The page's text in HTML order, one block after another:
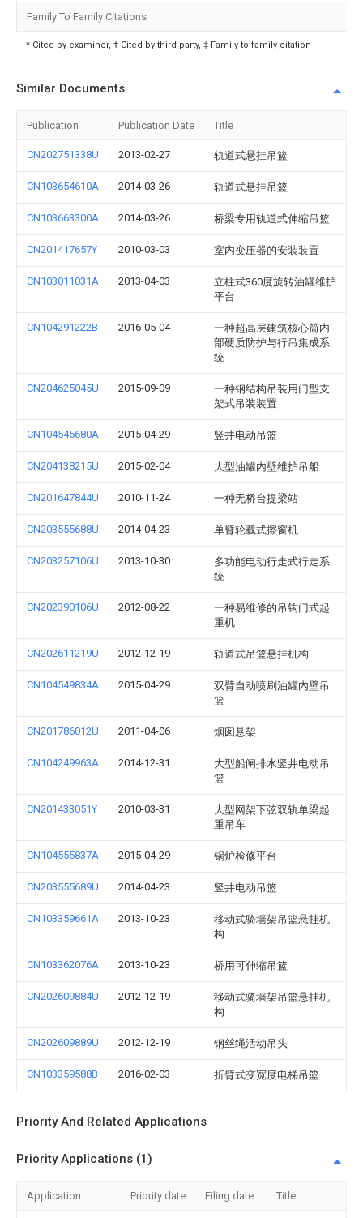
Family To Family Citations
* Cited by examiner, † Cited by third party, ‡ Family to family citation
Similar Documents
Publication Publication Date Title
CN202751338U 2013-02-27 轨道式悬挂吊篮
CN103654610A 2014-03-26 轨道式悬挂吊篮
CN103663300A 2014-03-26 桥梁专用轨道式伸缩吊篮
CN201417657Y 2010-03-03 室内变压器的安装装置
CN103011031A 2013-04-03
立柱式360度旋转油罐维护
平台
CN104291222B 2016-05-04
一种超高层建筑核心筒内
部硬质防护与行吊集成系
统
CN204625045U 2015-09-09
一种钢结构吊装用门型支
架式吊装装置
CN104545680A 2015-04-29 竖井电动吊篮
CN204138215U 2015-02-04 大型油罐内壁维护吊船
CN201647844U 2010-11-24 一种无桥台提梁站
CN203555688U 2014-04-23 单臂轮载式擦窗机
CN203257106U 2013-10-30
多功能电动行走式行走系
统
CN202390106U 2012-08-22
一种易维修的吊钩门式起
重机
CN202611219U 2012-12-19 轨道式吊篮悬挂机构
CN104549834A 2015-04-29
双臂自动喷刷油罐内壁吊
篮
CN201786012U 2011-04-06 烟囱悬架
CN104249963A 2014-12-31
大型船闸排水竖井电动吊
篮
CN201433051Y 2010-03-31
大型网架下弦双轨单梁起
重吊车
CN104555837A 2015-04-29 锅炉检修平台
CN203555689U 2014-04-23 竖井电动吊篮
CN103359661A 2013-10-23
移动式骑墙架吊篮悬挂机
构
CN103362076A 2013-10-23 桥用可伸缩吊篮
CN202609884U 2012-12-19
移动式骑墙架吊篮悬挂机
构
CN202609889U 2012-12-19 钢丝绳活动吊头
CN103359588B 2016-02-03 折臂式变宽度电梯吊篮
Priority And Related Applications
Priority Applications (1)
Application Priority date Filing date Title